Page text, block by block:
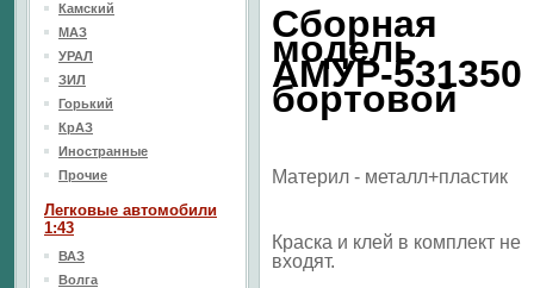
Сборная
модель
АМУР-531350
бортовой
Материл - металл+пластик
Краска и клей в комплект не
входят.
Камский
МАЗ
УРАЛ
ЗИЛ
Горький
КрАЗ
Иностранные
Прочие
Легковые автомобили
1:43
ВАЗ
Волга